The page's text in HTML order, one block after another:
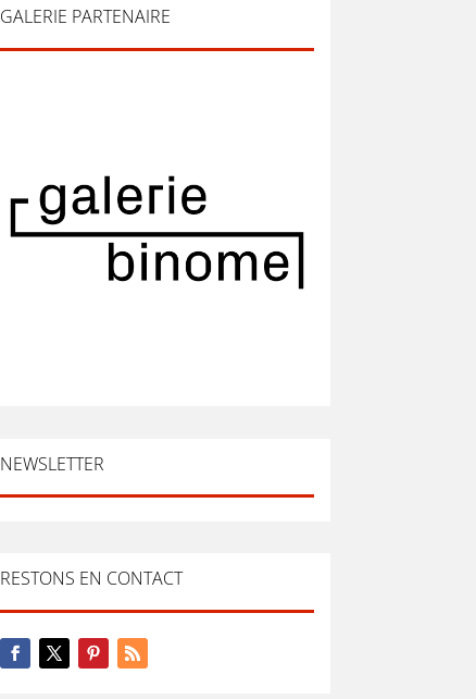
GALERIE PARTENAIRE
NEWSLETTER
RESTONS EN CONTACT